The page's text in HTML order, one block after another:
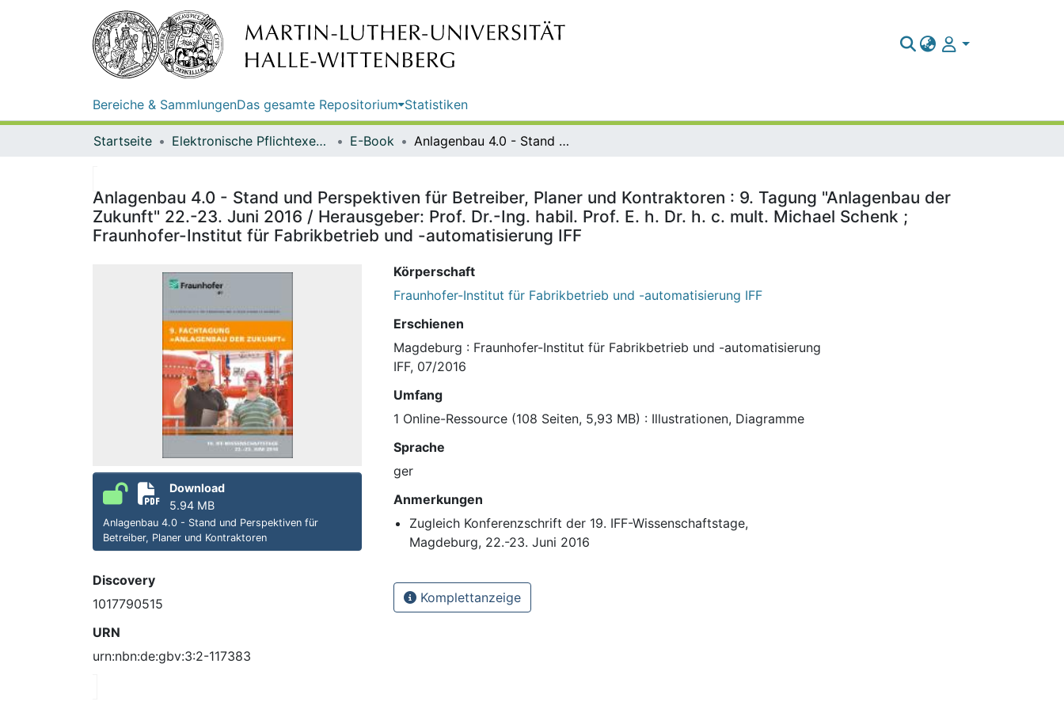
Bereiche & SammlungenDas gesamte Repositorium Statistiken
Startseite Elektronische Pflichtexemplare E-Book Anlagenbau 4.0 - Stand und Perspektiven für Betreiber, Planer und Kontraktoren : 9. Tagung "Anlagenbau der Zukunft" 22.-23. Juni 2016 / Herausgeber: Prof. Dr.-Ing. habil. Prof. E. h. Dr. h. c. mult. Michael Schenk ; Fraunhofer-Institut für Fabrikbetrieb und -automatisierung IFF
Anlagenbau 4.0 - Stand und Perspektiven für Betreiber, Planer und Kontraktoren : 9. Tagung "Anlagenbau der
Zukunft" 22.-23. Juni 2016 / Herausgeber: Prof. Dr.-Ing. habil. Prof. E. h. Dr. h. c. mult. Michael Schenk ;
Fraunhofer-Institut für Fabrikbetrieb und -automatisierung IFF
Download
5.94 MB
Anlagenbau 4.0 - Stand und Perspektiven für
Betreiber, Planer und Kontraktoren
Discovery
1017790515
URN
urn:nbn:de:gbv:3:2-117383
Körperschaft
Fraunhofer-Institut für Fabrikbetrieb und -automatisierung IFF
Erschienen
Magdeburg : Fraunhofer-Institut für Fabrikbetrieb und -automatisierung
IFF, 07/2016
Umfang
1 Online-Ressource (108 Seiten, 5,93 MB) : Illustrationen, Diagramme
Sprache
ger
Anmerkungen
Zugleich Konferenzschrift der 19. IFF-Wissenschaftstage,
Magdeburg, 22.-23. Juni 2016
Komplettanzeige